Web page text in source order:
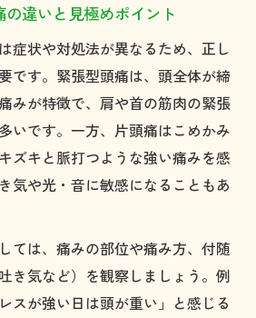
違いと見極めポイント
症状や対処法が異なるため、正し
です。緊張型頭痛は、頭全体が締
みが特徴で、肩や首の筋肉の緊張
いです。一方、片頭痛はこめかみ
ズキと脈打つような強い痛みを感
気や光・音に敏感になることもあ
ては、痛みの部位や痛み方、付随
き気など）を観察しましょう。例
スが強い日は頭が重い」と感じる